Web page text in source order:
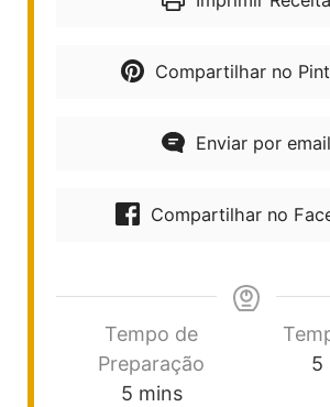
Compartilhar no
Enviar por email
Compartilhar no
Tempo de
Preparação
5 mins
5